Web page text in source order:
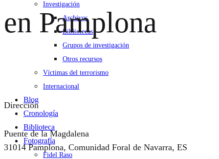
Investigación
Archivos
Bibliotecas
Grupos de investigación
Otros recursos
Víctimas del terrorismo
Internacional
Blog
Cronología
Biblioteca
Fotografía
Fidel Raso
en Pamplona
Dirección
Puente de la Magdalena
31014 Pamplona, Comunidad Foral de Navarra, ES